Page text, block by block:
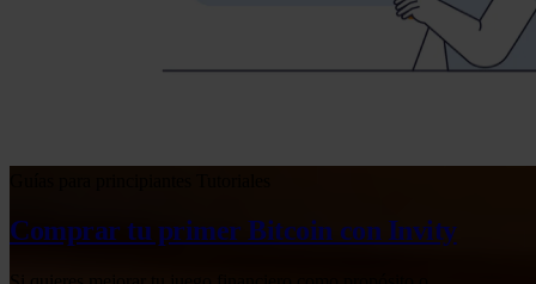
Comprar tu primer Bitcoin con Invity